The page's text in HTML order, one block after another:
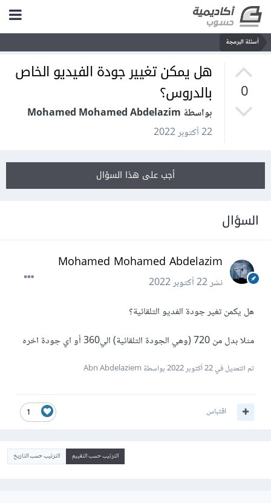
أسئلة البرمجة
0
هل يمكن تغيير جودة الفيديو الخاص
بالدروس؟
بواسطة Mohamed Mohamed Abdelazim
22 أكتوبر 2022
أجب على هذا السؤال
السؤال
Mohamed Mohamed Abdelazim
نشر22 أكتوبر 2022
هل يكمن تغير جودة الفديو التلقائية؟
مثلا بدل من 720 (وهي الجودة التلقائية) الي360 أو اي جودة اخره
تم التعديل في22 أكتوبر 2022 بواسطة Abn Abdelaziem
1 اقتباس
الترتيب حسب التقييم الترتيب حسب التاريخ